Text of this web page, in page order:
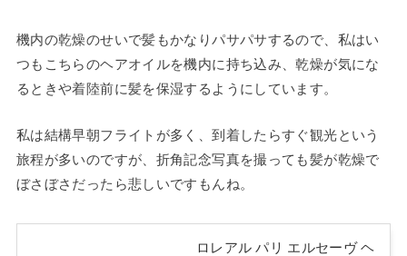
機内の乾燥のせいで髪もかなりパサパサするので、私はい
つもこちらのヘアオイルを機内に持ち込み、乾燥が気にな
るときや着陸前に髪を保湿するようにしています。
私は結構早朝フライトが多く、到着したらすぐ観光という
旅程が多いのですが、折角記念写真を撮っても髪が乾燥で
ぼさぼさだったら悲しいですもんね。
ロレアル パリ エルセーヴ ヘ